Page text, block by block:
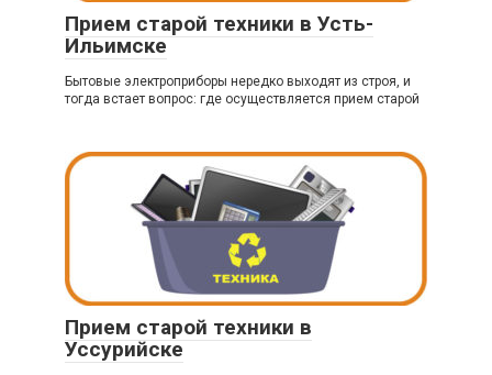
Прием старой техники в Усть-
Ильимске
Бытовые электроприборы нередко выходят из строя, и
тогда встает вопрос: где осуществляется прием старой
Прием старой техники в
Уссурийске